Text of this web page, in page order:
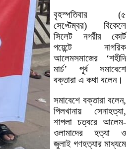
বৃহস্পতিবার (৫
সেপ্টেম্বর) বিকেলে
সিলেট নগরীর কোর্ট
পয়েন্টে নাগরিক
আলেমসমাজের ‘শহীদি
মার্চ’ পূর্ব সমাবেশে
বক্তারা এ কথা বলেন।
সমাবেশে বক্তারা বলেন,
পিলখানায় সেনাহত্যা,
শাপলা চত্বরে আলেম-
ওলামাদের হত্যা ও
জুলাই গণহত্যার মাধ্যমে